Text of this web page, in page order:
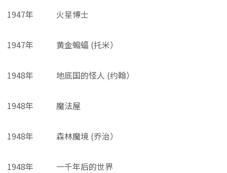
1947年 火星博士
1947年 黄金蝙蝠 (托米）
1948年 地底国的怪人 (约翰）
1948年 魔法屋
1948年 森林魔境 (乔治）
1948年 一千年后的世界